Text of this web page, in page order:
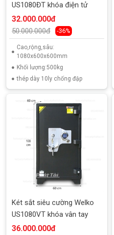
US1080ĐT khóa điện tử
32.000.000đ
50.000.000đ -36%
Cao,rộng,sâu:
1080x600x600mm
Khối lượng:500kg
thép dày 10ly chống đập
Két sắt siêu cường Welko
US1080VT khóa vân tay
36.000.000đ